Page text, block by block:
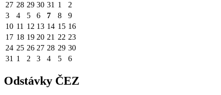
27 28 29 30 31 1
2
3
4 5 6 7 8
9
10 11 12 13 14 15 16
17 18 19 20 21 22 23
24 25 26 27 28 29 30
31 1 2 3 4 5 6
Odstávky ČEZ